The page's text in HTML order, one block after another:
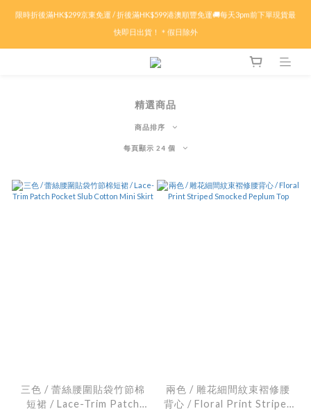
限時折後滿HK$299京東免運 / 折後滿HK$599港澳順豐免運🚚每天3pm前下單現貨最
快即日出貨！＊假日除外
快即日出貨！＊假日除外
減$𝟯𝟬𝟬🔥特價商品折上折！低至𝟰折
✨付款前輸入優惠代碼 : 【SUMMER26】即可自動享有折扣優惠✨🤍
精選商品
商品排序
每頁顯示 24 個
三色 / 蕾絲腰圍貼袋竹節棉
短裙 / Lace-Trim Patch
兩色 / 雕花細間紋束褶修腰
背心 / Floral Print Striped